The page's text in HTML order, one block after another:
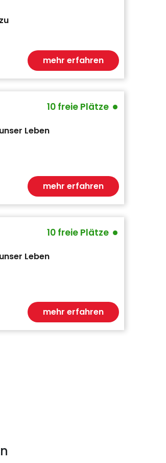
mehr erfahren
Leben
10 freie Plätze •
mehr erfahren
Leben
10 freie Plätze •
mehr erfahren